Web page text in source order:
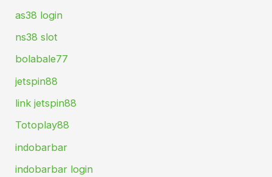
as38 login
ns38 slot
bolabale77
jetspin88
link jetspin88
Totoplay88
indobarbar
indobarbar login